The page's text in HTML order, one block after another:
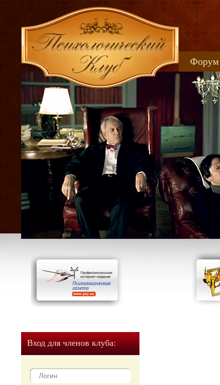
Форум
Вход для членов клуба: